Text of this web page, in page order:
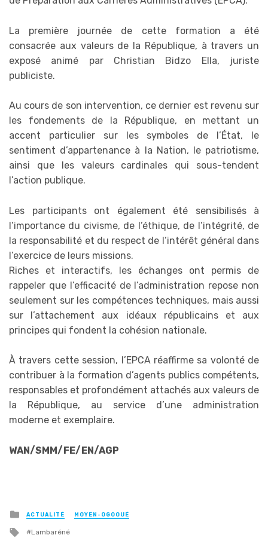
La première journée de cette formation a été
consacrée aux valeurs de la République, à travers un
exposé animé par Christian Bidzo Ella, juriste
publiciste.
Au cours de son intervention, ce dernier est revenu sur
les fondements de la République, en mettant un
accent particulier sur les symboles de l’État, le
sentiment d’appartenance à la Nation, le patriotisme,
ainsi que les valeurs cardinales qui sous-tendent
l’action publique.
Les participants ont également été sensibilisés à
l’importance du civisme, de l’éthique, de l’intégrité, de
la responsabilité et du respect de l’intérêt général dans
l’exercice de leurs missions.
Riches et interactifs, les échanges ont permis de
rappeler que l’efficacité de l’administration repose non
seulement sur les compétences techniques, mais aussi
sur l’attachement aux idéaux républicains et aux
principes qui fondent la cohésion nationale.
À travers cette session, l’EPCA réaffirme sa volonté de
contribuer à la formation d’agents publics compétents,
responsables et profondément attachés aux valeurs de
la République, au service d’une administration
moderne et exemplaire.
WAN/SMM/FE/EN/AGP
Posted
in
ACTUALITÉ MOYEN-OGOOUÉ
Tagged
Lambaréné